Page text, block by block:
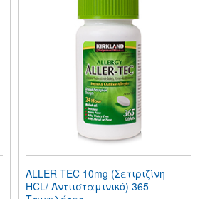
ALLER-TEC 10mg (Σετιριζίνη
HCL/ Αντιισταμινικό) 365